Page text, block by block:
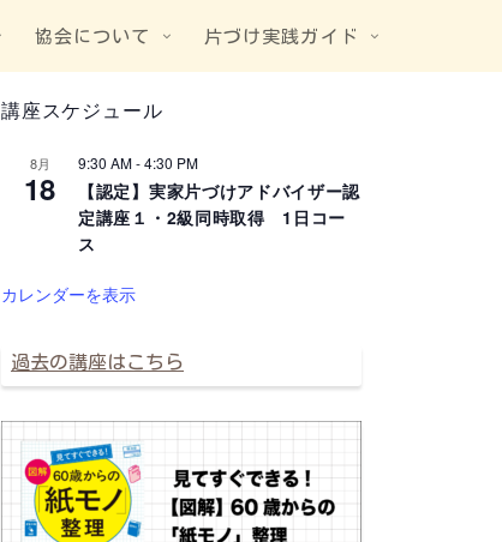
協会について 片づけ実践ガイド
講座スケジュール
8月
18
9:30 AM-4:30 PM
【認定】実家片づけアドバイザー認
定講座１・2級同時取得 1日コー
ス
カレンダーを表示
過去の講座はこちら